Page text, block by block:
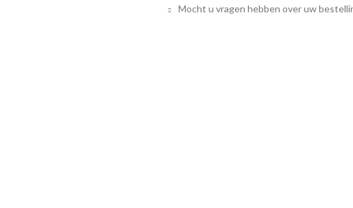
Mocht u vragen hebben over uw